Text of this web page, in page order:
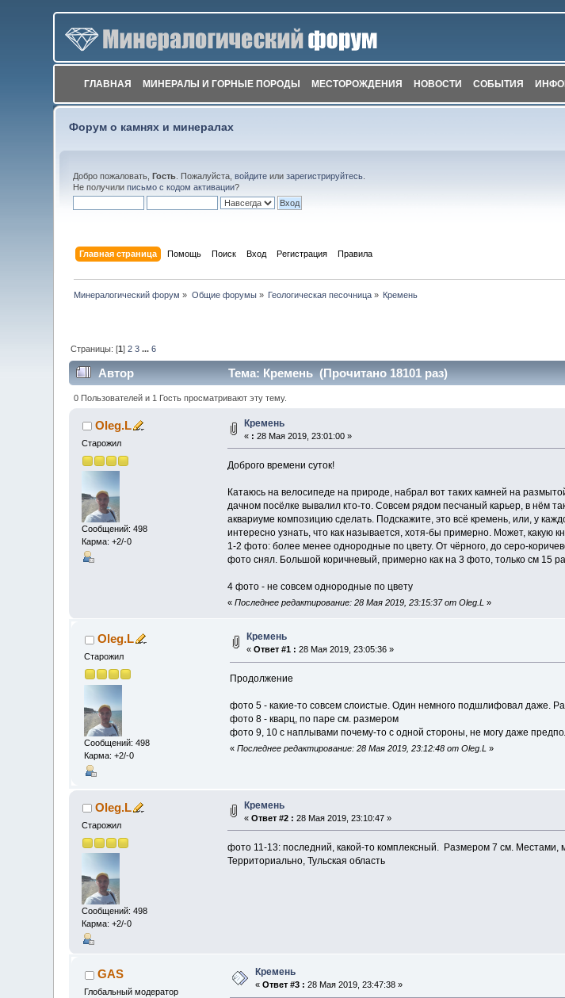
ГЛАВНАЯ МИНЕРАЛЫ И ГОРНЫЕ ПОРОДЫ МЕСТОРОЖДЕНИЯ НОВОСТИ СОБЫТИЯ
Форум о камнях и минералах
Добро пожаловать,Гость . Пожалуйста,войдите илизарегистрируйтесь
Не получилиписьмо с кодом активации?
Главная страница Помощь Поиск Вход Регистрация Правила
Минералогический форум » Общие форумы» Геологическая песочница » Кремень
Страницы: [1]2 3 ...6
Автор Тема: Кремень (Прочитано 18101 раз)
0 Пользователей и 1 Гость просматривают эту тему.
Oleg.L
Старожил
Сообщений: 498
Карма: +2/-0
Кремень
« : 28 Мая 2019, 23:01:00 »
Доброго времени суток!
Катаюсь на велосипеде на природе, набрал вот таких камней на
дачном посёлке вывалил кто-то. Совсем рядом песчаный карьер, в нём
аквариуме композицию сделать. Подскажите, это всё кремень, или, у
интересно узнать, что как называется, хотя-бы примерно. Может, какую
1-2 фото: более менее однородные по цвету. От чёрного, до серо-
фото снял. Большой коричневый, примерно как на 3 фото, только см 15
4 фото - не совсем однородные по цвету
« Последнее редактирование: 28 Мая 2019, 23:15:37 от Oleg.L »
Oleg.L
Старожил
Сообщений: 498
Карма: +2/-0
Кремень
«Ответ #1 : 28 Мая 2019, 23:05:36 »
Продолжение
фото 5 - какие-то совсем слоистые. Один немного подшлифовал даже.
фото 8 - кварц, по паре см. размером
фото 9, 10 с наплывами почему-то с одной стороны, не могу даже
« Последнее редактирование: 28 Мая 2019, 23:12:48 от Oleg.L»
Oleg.L
Старожил
Сообщений: 498
Карма: +2/-0
Кремень
«Ответ #2 : 28 Мая 2019, 23:10:47 »
фото 11-13: последний, какой-то комплексный. Размером 7 см. Местами,
Территориально, Тульская область
GAS
Глобальный модератор
Кремень
«Ответ #3 : 28 Мая 2019, 23:47:38 »